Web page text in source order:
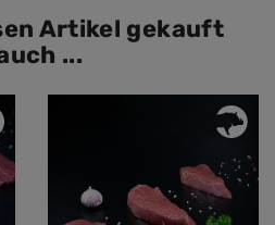
Artikel gekauft
...